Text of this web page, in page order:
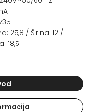
25,8 / Širina: 12 /
18,5